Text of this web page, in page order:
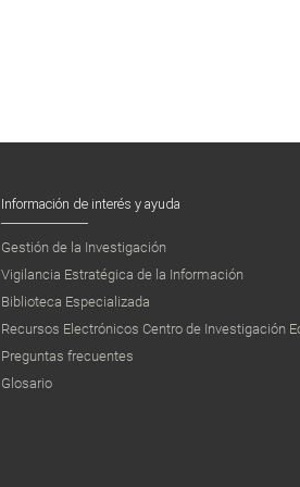
Información de interés y ayuda
Gestión de la Investigación
Vigilancia Estratégica de la Información
Biblioteca Especializada
Recursos Electrónicos Centro de Investigación
Preguntas frecuentes
Glosario